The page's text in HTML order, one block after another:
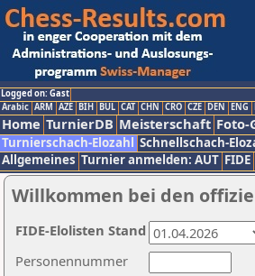
Logged on: Gast
Arabic ARM AZE BIH BUL CAT CHN CRO CZE DEN ENG
Home TurnierDB Meisterschaft Foto-
Turnierschach-Elozahl Schnellschach-
Allgemeines Turnier anmelden: AUT FIDE
Willkommen bei den
Personennummer
FIDE-Elolisten Stand